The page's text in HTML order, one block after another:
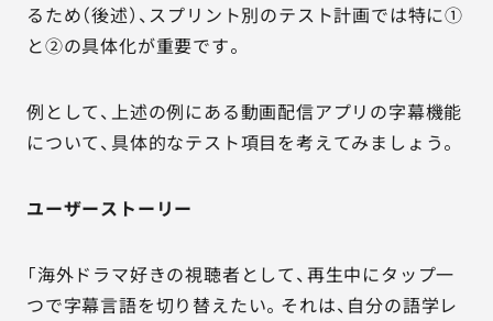
るため（後述）、スプリント別のテスト計画では特に①
と②の具体化が重要です。
例として、上述の例にある動画配信アプリの字幕機能
について、具体的なテスト項目を考えてみましょう。
ユーザーストーリー
「海外ドラマ好きの視聴者として、再生中にタップ一
つで字幕言語を切り替えたい。それは、自分の語学レ